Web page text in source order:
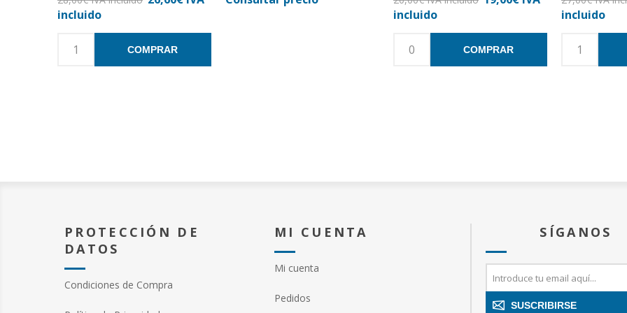
incluido
COMPRAR
incluido
COMPRAR
incluido
PROTECCIÓN DE
DATOS
Condiciones de Compra
MI CUENTA
Mi cuenta
Pedidos
SÍGANOS
SUSCRIBIRSE